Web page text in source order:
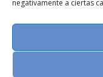
negativamente a ciertas
Nosotros
Política de